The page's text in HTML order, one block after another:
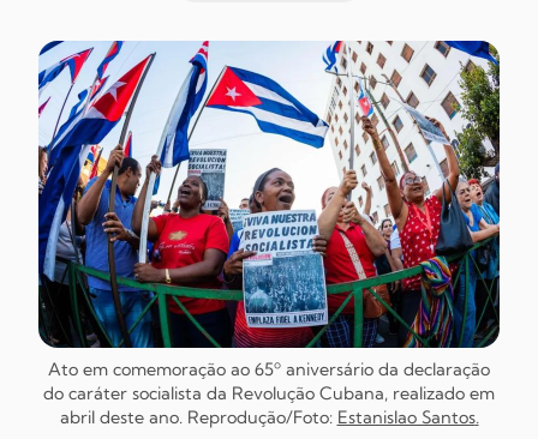
Ato em comemoração ao 65º aniversário da declaração
do caráter socialista da Revolução Cubana, realizado em
abril deste ano. Reprodução/Foto: Estanislao Santos.